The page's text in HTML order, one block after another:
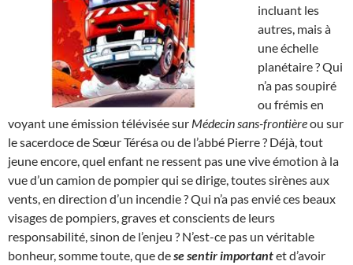
incluant les
autres, mais à
une échelle
planétaire ? Qui
n’a pas soupiré
ou frémis en
voyant une émission télévisée sur Médecin sans-frontièreou sur
le sacerdoce de Sœur Térésa ou de l’abbé Pierre ? Déjà, tout
jeune encore, quel enfant ne ressent pas une vive émotion à la
vue d’un camion de pompier qui se dirige, toutes sirènes aux
vents, en direction d’un incendie ? Qui n’a pas envié ces beaux
visages de pompiers, graves et conscients de leurs
responsabilité, sinon de l’enjeu ? N’est-ce pas un véritable
bonheur, somme toute, que dese sentir importantet d’avoir